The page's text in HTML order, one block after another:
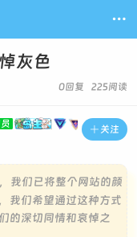

灰色
0回复 225阅读
 关注
我们已将整个网站的颜
我们希望通过这种方式
的深切同情和哀悼之